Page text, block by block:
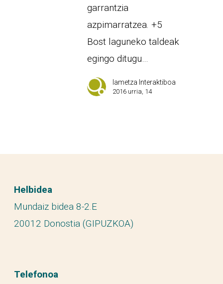
garrantzia
azpimarratzea. +5
Bost laguneko taldeak
egingo ditugu…
Iametza Interaktiboa
2016 urria, 14
Helbidea
Mundaiz bidea 8-2.E
20012 Donostia (GIPUZKOA)
Telefonoa